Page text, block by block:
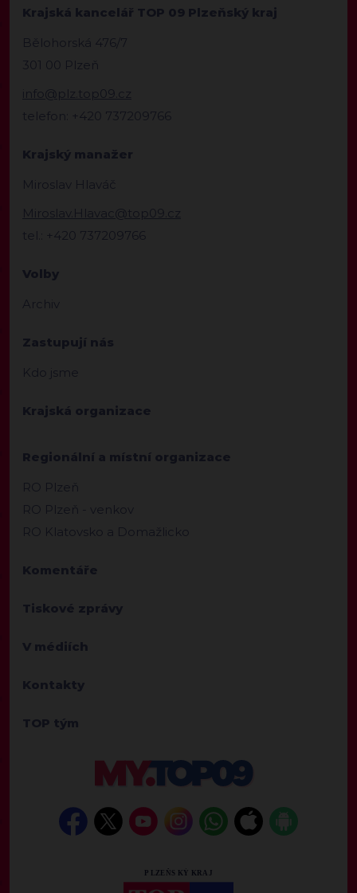
Krajská kancelář TOP 09 Plzeňský kraj
Bělohorská 476/7
301 00 Plzeň
info@plz.top09.cz
telefon: +420 737209766
Krajský manažer
Miroslav Hlaváč
Miroslav.Hlavac@top09.cz
tel.: +420 737209766
Volby
Archiv
Zastupují nás
Kdo jsme
Krajská organizace
Regionální a místní organizace
RO Plzeň
RO Plzeň - venkov
RO Klatovsko a Domažlicko
Komentáře
Tiskové zprávy
V médiích
Kontakty
TOP tým